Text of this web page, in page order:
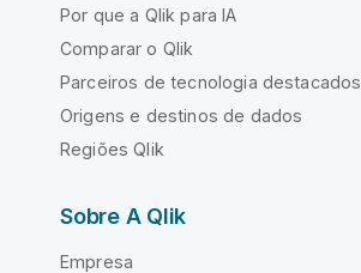
Por que a Qlik para IA
Comparar o Qlik
Parceiros de tecnologia destacados
Origens e destinos de dados
Regiões Qlik
Sobre A Qlik
Empresa